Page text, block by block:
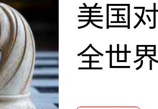
美国
全世